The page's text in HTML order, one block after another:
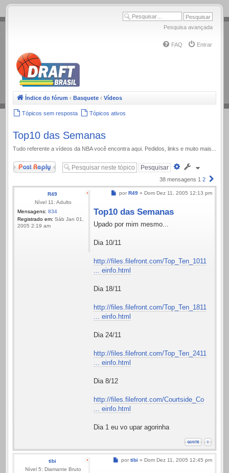
.
Pesquisa avançada
FAQ Entrar
Índice do fórum ‹ Basquete ‹ Vídeos
Tópicos sem resposta Tópicos ativos
Top10 das Semanas
Tudo referente a ví­deos da NBA você encontra aqui. Pedidos, links e muito mais...
Responder
Pesquisa
38 mensagens 1 2
R49
Nível 11: Adulto
Mensagens: 834
Registrado em: Sáb Jan 01,
2005 2:19 am
Mensagem
por R49 » Dom Dez 11, 2005 12:13 pm
Top10 das Semanas
Upado por mim mesmo...
Dia 10/11
http://files.filefront.com/Top_Ten_1011
... einfo.html
Dia 18/11
http://files.filefront.com/Top_Ten_1811
... einfo.html
Dia 24/11
http://files.filefront.com/Top_Ten_2411
... einfo.html
Dia 8/12
http://files.filefront.com/Courtside_Co
... einfo.html
Dia 1 eu vo upar agorinha
tibi
Nível 5: Diamante Bruto
Mensagem
por tibi » Dom Dez 11, 2005 12:45 pm